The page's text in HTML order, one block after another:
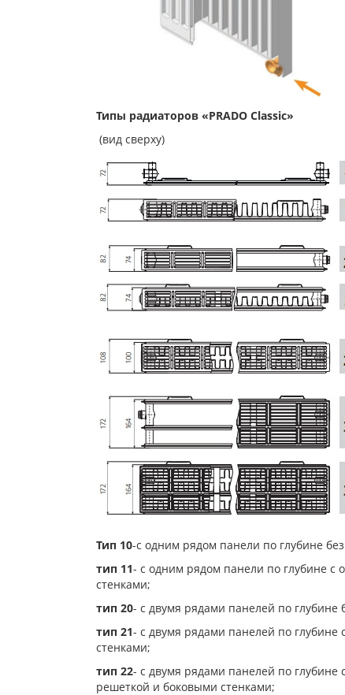
Типы радиаторов «PRADO Classic»
(вид сверху)
Тип 10-с одним рядом панели по глубине
тип 11- с одним рядом панели по глубине с
стенками;
тип 20- с двумя рядами панелей по глубине
тип 21- с двумя рядами панелей по
стенками;
тип 22- с двумя рядами панелей по
решеткой и боковыми стенками;